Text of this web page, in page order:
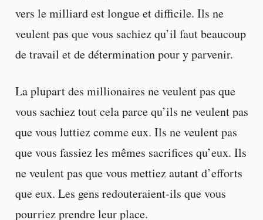
vers le milliard est longue et difficile. Ils ne
veulent pas que vous sachiez qu’il faut beaucoup
de travail et de détermination pour y parvenir.
La plupart des millionaires ne veulent pas que
vous sachiez tout cela parce qu’ils ne veulent pas
que vous luttiez comme eux. Ils ne veulent pas
que vous fassiez les mêmes sacrifices qu’eux. Ils
ne veulent pas que vous mettiez autant d’efforts
que eux. Les gens redouteraient-ils que vous
pourriez prendre leur place.